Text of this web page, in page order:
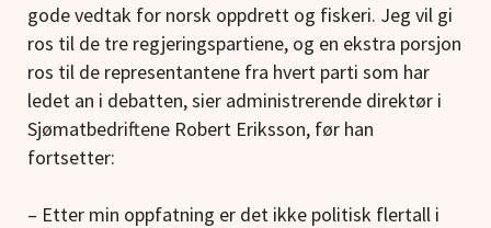
gode vedtak for norsk oppdrett og fiskeri. Jeg vil gi
ros til de tre regjeringspartiene, og en ekstra porsjon
ros til de representantene fra hvert parti som har
ledet an i debatten, sier administrerende direktør i
Sjømatbedriftene Robert Eriksson, før han
fortsetter:
– Etter min oppfatning er det ikke politisk flertall i